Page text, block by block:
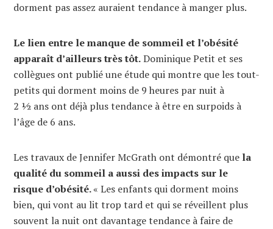
dorment pas assez auraient tendance à manger plus.
Le lien entre le manque de sommeil et l’obésité
apparaît d’ailleurs très tôt.Dominique Petit et ses
collègues ont publié une étude qui montre que les tout-
petits qui dorment moins de 9 heures par nuit à
2 ½ ans ont déjà plus tendance à être en surpoids à
l’âge de 6 ans.
Les travaux de Jennifer McGrath ont démontré que la
qualité du sommeil a aussi des impacts sur le
risque d’obésité.« Les enfants qui dorment moins
bien, qui vont au lit trop tard et qui se réveillent plus
souvent la nuit ont davantage tendance à faire de